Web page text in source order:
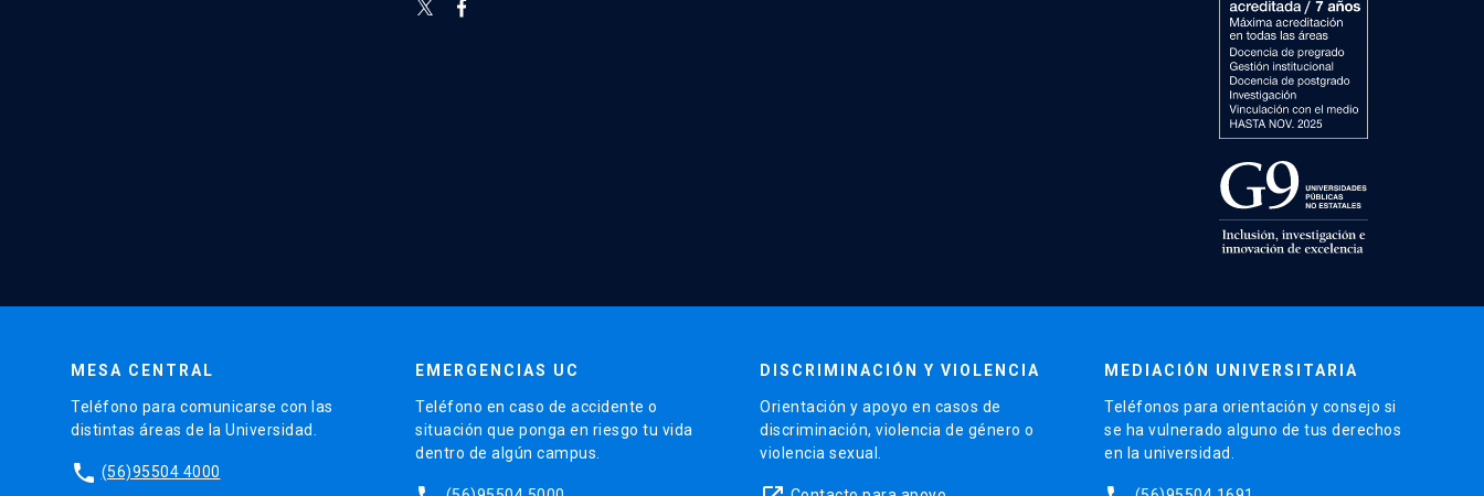
MESA CENTRAL
Teléfono para comunicarse con las
distintas áreas de la Universidad.
phone (56)95504 4000
EMERGENCIAS UC
Teléfono en caso de accidente o
situación que ponga en riesgo tu vida
dentro de algún campus.
DISCRIMINACIÓN Y VIOLENCIA
Orientación y apoyo en casos de
discriminación, violencia de género o
violencia sexual.
MEDIACIÓN UNIVERSITARIA
Teléfonos para orientación y consejo si
se ha vulnerado alguno de tus derechos
en la universidad.